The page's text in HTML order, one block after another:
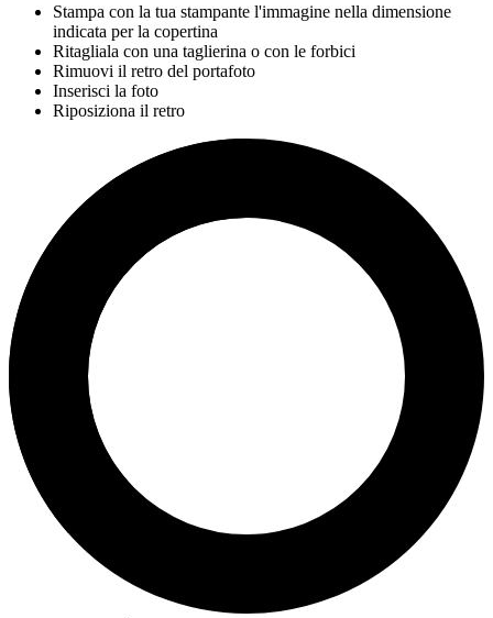
Stampa con la tua stampante l'immagine nella dimensione
indicata per la copertina
Ritagliala con una taglierina o con le forbici
Rimuovi il retro del portafoto
Inserisci la foto
Riposiziona il retro